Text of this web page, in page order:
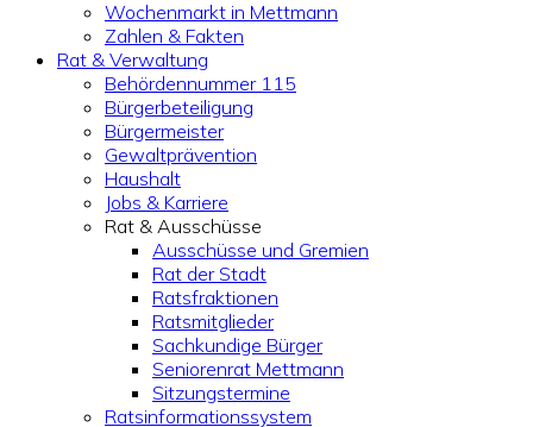
Wochenmarkt in Mettmann
Zahlen & Fakten
Rat & Verwaltung
Behördennummer 115
Bürgerbeteiligung
Bürgermeister
Gewaltprävention
Haushalt
Jobs & Karriere
Rat & Ausschüsse
Ausschüsse und Gremien
Rat der Stadt
Ratsfraktionen
Ratsmitglieder
Sachkundige Bürger
Seniorenrat Mettmann
Sitzungstermine
Ratsinformationssystem